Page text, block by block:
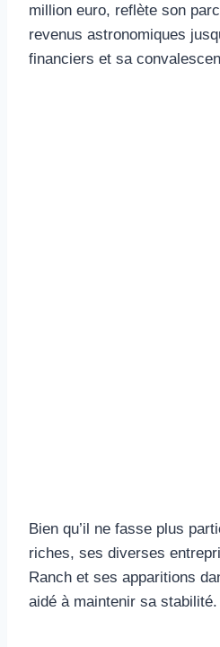
million euro, reflète son
revenus astronomiques
financiers et sa
Bien qu’il ne fasse plus
riches, ses diverses
Ranch et ses apparitions
aidé à maintenir sa stabilité.